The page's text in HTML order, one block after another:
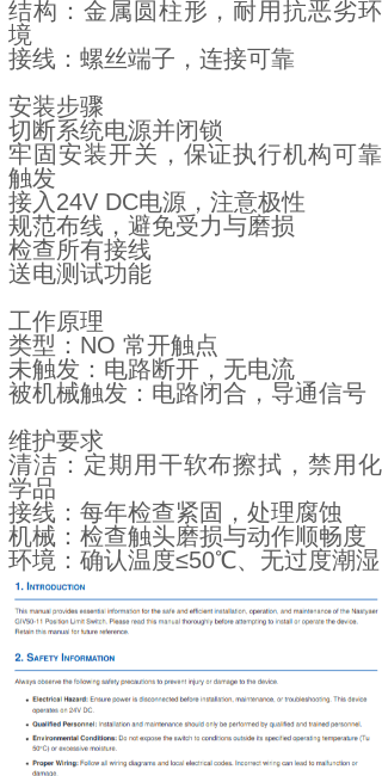
结构：金属圆柱形，耐用抗恶劣环
境
接线：螺丝端子，连接可靠
安装步骤
切断系统电源并闭锁
牢固安装开关，保证执行机构可靠
触发
接入24V DC电源，注意极性
规范布线，避免受力与磨损
检查所有接线
送电测试功能
工作原理
类型：NO 常开触点
未触发：电路断开，无电流
被机械触发：电路闭合，导通信号
维护要求
清洁：定期用干软布擦拭，禁用化
学品
接线：每年检查紧固，处理腐蚀
机械：检查触头磨损与动作顺畅度
环境：确认温度≤50℃、无过度潮湿